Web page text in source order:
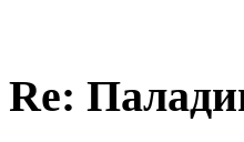
Re: